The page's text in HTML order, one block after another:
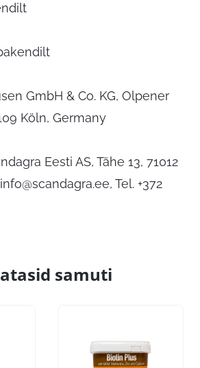
GmbH & Co. KG, Olpener
Köln, Germany
Eesti AS, Tähe 13, 71012
info@scandagra.ee, Tel. +372
samuti